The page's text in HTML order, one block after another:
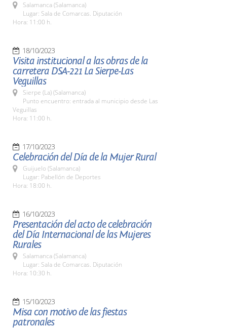
Salamanca (Salamanca)
Lugar: Sala de Comarcas. Diputación
Hora: 11:00 h.
18/10/2023
Visita institucional a las obras de la
carretera DSA-221 La Sierpe-Las
Veguillas
Sierpe (La) (Salamanca)
Punto encuentro: entrada al municipio desde Las
Veguillas
Hora: 11:00 h.
17/10/2023
Celebración del Día de la Mujer Rural
Guijuelo (Salamanca)
Lugar: Pabellón de Deportes
Hora: 18:00 h.
16/10/2023
Presentación del acto de celebración
del Día Internacional de las Mujeres
Rurales
Salamanca (Salamanca)
Lugar: Sala de Comarcas. Diputación
Hora: 10:30 h.
15/10/2023
Misa con motivo de las fiestas
patronales